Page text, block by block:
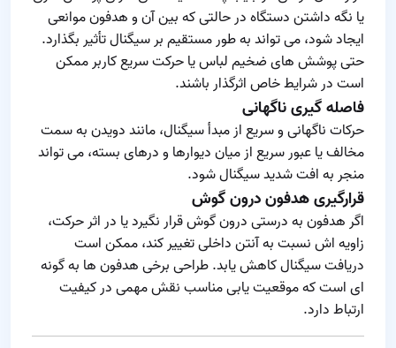
یا نگه داشتن دستگاه در حالتی که بین آن و هدفون موانعی
ایجاد شود، می‌ تواند به‌ طور مستقیم بر سیگنال تأثیر بگذارد.
حتی پوشش‌ های ضخیم لباس یا حرکت سریع کاربر ممکن
است در شرایط خاص اثرگذار باشند.
فاصله‌ گیری ناگهانی
حرکات ناگهانی و سریع از مبدأ سیگنال، مانند دویدن به سمت
مخالف یا عبور سریع از میان دیوارها و درهای بسته، می‌ تواند
منجر به افت شدید سیگنال شود.
قرارگیری هدفون درون گوش
اگر هدفون به درستی درون گوش قرار نگیرد یا در اثر حرکت،
زاویه‌ اش نسبت به آنتن داخلی تغییر کند، ممکن است
دریافت سیگنال کاهش یابد. طراحی برخی هدفون‌ ها به گونه‌
ای است که موقعیت‌ یابی مناسب نقش مهمی در کیفیت
ارتباط دارد.